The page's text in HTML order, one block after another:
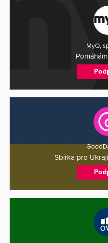
MyQ,
Sbírka pro